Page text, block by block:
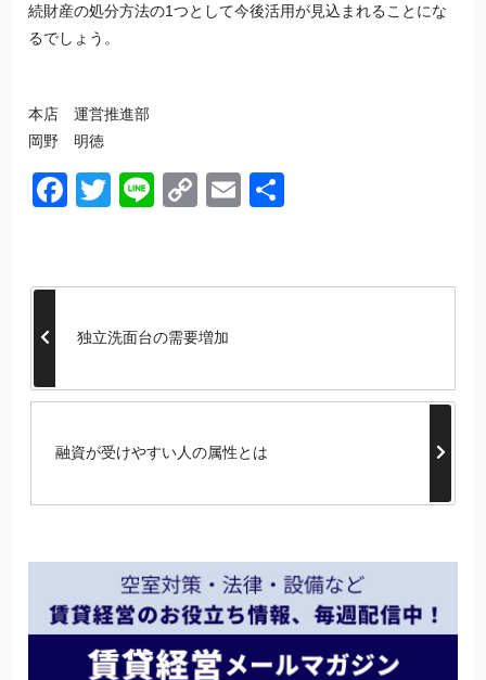
続財産の処分方法の1つとして今後活用が見込まれることにな
るでしょう。
本店 運営推進部
岡野 明徳
Facebook
Twitter
LineCopyEmail
独立洗面台の需要増加
融資が受けやすい人の属性とは